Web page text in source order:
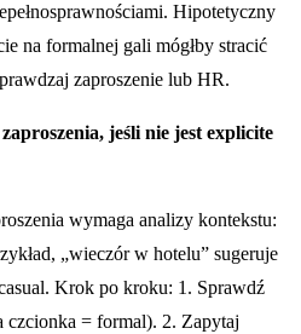
Hipotetyczny
na formalnej gali mógłby stracić
zaproszenie lub HR.
jeśli nie jest explicite
wymaga analizy kontekstu:
„wieczór w hotelu” sugeruje
Krok po kroku: 1. Sprawdź
czcionka = formal). 2. Zapytaj